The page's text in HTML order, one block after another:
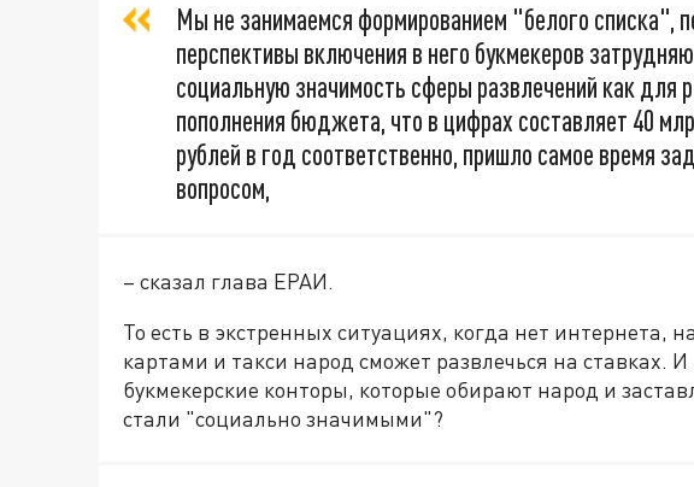
Мы не занимаемся формированием "белого списка",
перспективы включения в него букмекеров
социальную значимость сферы развлечений как для
пополнения бюджета, что в цифрах составляет 40
рублей в год соответственно, пришло самое время
вопросом,
– сказал глава ЕРАИ.
То есть в экстренных ситуациях, когда нет интернета,
картами и такси народ сможет развлечься на ставках.
букмекерские конторы, которые обирают народ и
стали "социально значимыми"?